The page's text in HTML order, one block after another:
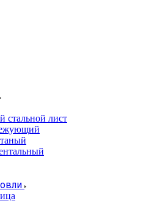
стальной лист